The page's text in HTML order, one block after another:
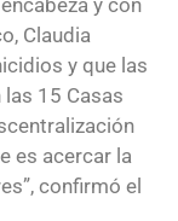
y con
Claudia
y que las
las 15 Casas
es acercar la
confirmó el